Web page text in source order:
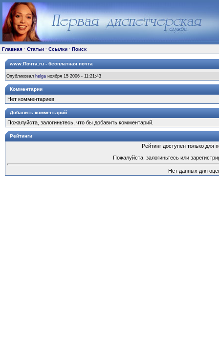
Главная · Статьи · Ссылки · Поиск
www.Почта.ru - бесплатная почта
Опубликовал helga ноября 15 2006 - 11:21:43
Комментарии
Нет комментариев.
Добавить комментарий
Пожалуйста, залогиньтесь, что бы добавить комментарий.
Рейтинги
Рейтинг доступен только для
Пожалуйста, залогиньтесь или
Нет данных для